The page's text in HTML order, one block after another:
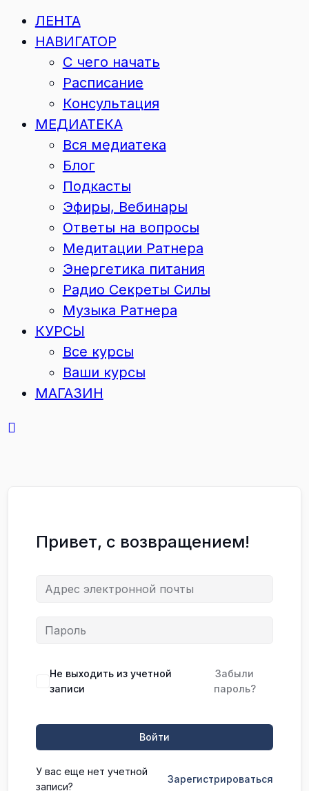
ЛЕНТА
НАВИГАТОР
С чего начать
Расписание
Консультация
МЕДИАТЕКА
Вся медиатека
Блог
Подкасты
Эфиры, Вебинары
Ответы на вопросы
Медитации Ратнера
Энергетика питания
Радио Секреты Силы
Музыка Ратнера
КУРСЫ
Все курсы
Ваши курсы
МАГАЗИН
Привет, с возвращением!
Не выходить из учетной
записи
Забыли
пароль?
Войти
У вас еще нет учетной
записи?
Зарегистрироваться